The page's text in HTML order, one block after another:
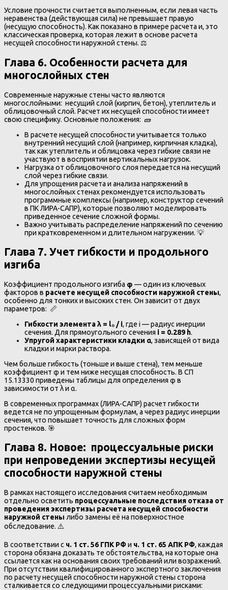
Условие прочности считается выполненным, если левая часть
неравенства (действующая сила) не превышает правую
(несущую способность). Как показано в примере расчета и, это
классическая проверка, которая лежит в основе расчета
несущей способности наружной стены. ⚖️
Глава 6. Особенности расчета для
многослойных стен
Современные наружные стены часто являются
многослойными: несущий слой (кирпич, бетон), утеплитель и
облицовочный слой. Расчет их несущей способности имеет
свою специфику. Основные положения: 🧱
В расчете несущей способности учитывается только
внутренний несущий слой (например, кирпичная кладка),
так как утеплитель и облицовка через гибкие связи не
участвуют в восприятии вертикальных нагрузок.
Нагрузка от облицовочного слоя передается на несущий
слой через гибкие связи.
Для упрощения расчета и анализа напряжений в
многослойных стенах рекомендуется использовать
программные комплексы (например, конструктор сечений
в ПК ЛИРА-САПР), которые позволяют моделировать
приведенное сечение сложной формы.
Важно учитывать распределение напряжений по сечению
при кратковременном и длительном нагружении. 💡
Глава 7. Учет гибкости и продольного
изгиба
Коэффициент продольного изгиба φ — один из ключевых
факторов в расчете несущей способности наружной стены,
особенно для тонких и высоких стен. Он зависит от двух
параметров: 📏
Гибкости элемента λ = l₀ / i, где i — радиус инерции
сечения. Для прямоугольного сечения i = 0.289 h.
Упругой характеристики кладки α, зависящей от вида
кладки и марки раствора.
Чем больше гибкость (тоньше и выше стена), тем меньше
коэффициент φ и тем ниже несущая способность. В СП
15.13330 приведены таблицы для определения φ в
зависимости от λ и α.
В современных программах (ЛИРА-САПР) расчет гибкости
ведется не по упрощенным формулам, а через радиус инерции
сечения, что повышает точность для сложных форм
простенков. 🎯
Глава 8. Новое: процессуальные риски
при непроведении экспертизы несущей
способности наружной стены
В рамках настоящего исследования считаем необходимым
отдельно осветить процессуальные последствия отказа от
проведения экспертизы расчета несущей способности
наружной стены либо замены её на поверхностное
обследование. ⚠️
В соответствии с ч. 1 ст. 56 ГПК РФ и ч. 1 ст. 65 АПК РФ, каждая
сторона обязана доказать те обстоятельства, на которые она
ссылается как на основания своих требований или возражений.
При отсутствии квалифицированного экспертного заключения
по расчету несущей способности наружной стены сторона
сталкивается со следующими процессуальными рисками: